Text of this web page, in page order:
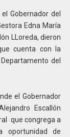
Gobernador del
Edna María
LLoreda, dieron
cuenta con la
del
el Gobernador
Escallón
que congrega a
oportunidad de